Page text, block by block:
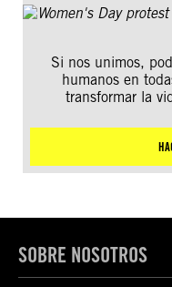
Si nos unimos,
humanos en
transformar la
SOBRE NOSOTROS